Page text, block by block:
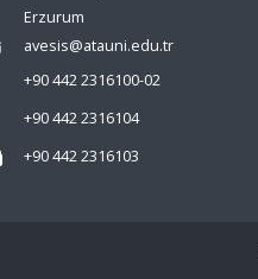
Erzurum
avesis@atauni.edu.tr
+90 442 2316100-02
+90 442 2316104
+90 442 2316103